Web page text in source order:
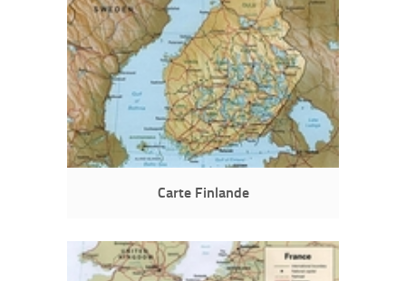
Carte Finlande